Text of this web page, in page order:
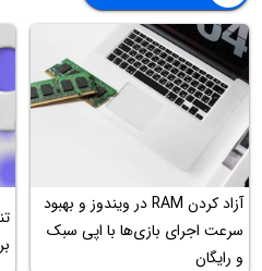
آزاد کردن RAM در ویندوز و بهبود
سرعت اجرای بازی‌ها با اپی سبک
و رایگان